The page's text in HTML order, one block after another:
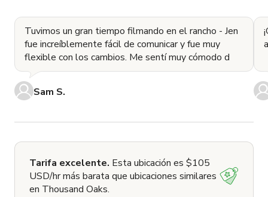
Tuvimos un gran tiempo filmando en el rancho - Jen
fue increíblemente fácil de comunicar y fue muy
flexible con los cambios. Me sentí muy cómodo d
Sam S.
Tarifa excelente. Esta ubicación es $105
USD/hr más barata que ubicaciones similares
en Thousand Oaks.